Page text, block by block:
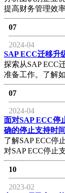
提高财务管理效
07
2024-04
SAP ECC迁移升
探索从SAP ECC
准备工作。了解
07
2024-04
面对SAP ECC停
确的停止支持时间
了解SAP ECC停
对SAP ECC停止
10
2023-02